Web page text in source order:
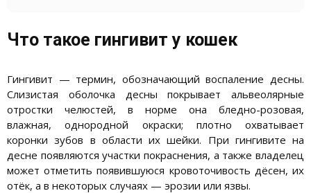
Что такое гингивит у кошек
Гингивит — термин, обозначающий воспаление десны.
Слизистая оболочка десны покрывает альвеолярные
отростки челюстей, в норме она бледно-розовая,
влажная, однородной окраски; плотно охватывает
коронки зубов в области их шейки. При гингивите на
десне появляются участки покраснения, а также владелец
может отметить появившуюся кровоточивость дёсен, их
отёк, а в некоторых случаях — эрозии или язвы.